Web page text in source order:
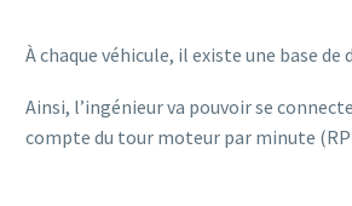
À chaque véhicule, il existe une base
Ainsi, l’ingénieur va pouvoir se
compte du tour moteur par minute